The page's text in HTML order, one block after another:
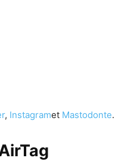
, Instagramet Mastodonte.